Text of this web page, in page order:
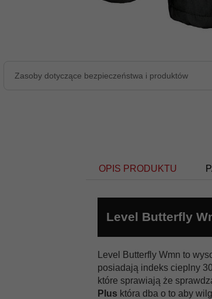
Zasoby dotyczące bezpieczeństwa i produktów
OPIS PRODUKTU
Level Butterfly
Level Butterfly Wmn to
posiadają indeks cieplny
które sprawiają że
Plus która dba o to aby
Płeć: damskie
Palce: